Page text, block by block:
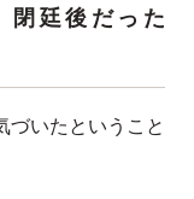
廷後だった
づいたということ